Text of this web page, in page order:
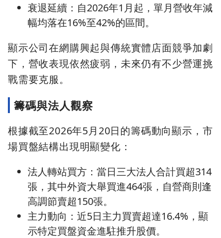
衰退延續：自2026年1月起，單月營收年減
幅均落在16%至42%的區間。
顯示公司在網購興起與傳統實體店面競爭加劇
下，營收表現依然疲弱，未來仍有不少營運挑
戰需要克服。
籌碼與法人觀察
根據截至2026年5月20日的籌碼動向顯示，市
場買盤結構出現明顯變化：
法人轉站買方：當日三大法人合計買超314
張，其中外資大舉買進464張，自營商則逢
高調節賣超150張。
主力動向：近5日主力買賣超達16.4%，顯
示特定買盤資金進駐推升股價。